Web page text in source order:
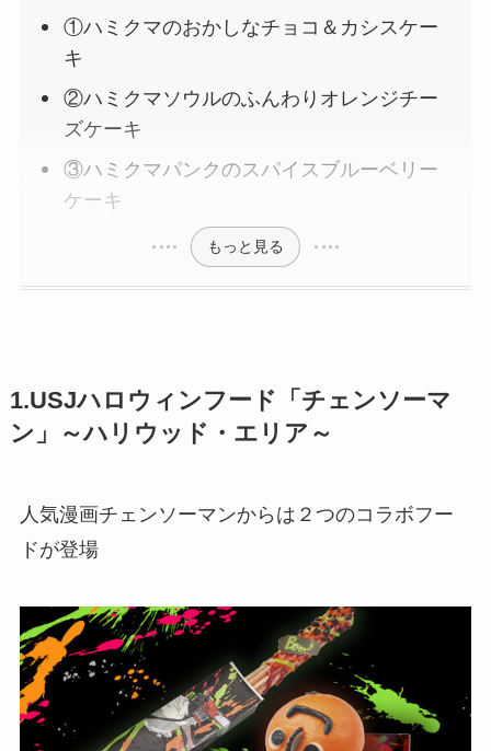
①ハミクマのおかしなチョコ＆カシスケー
キ
②ハミクマソウルのふんわりオレンジチー
ズケーキ
③ハミクマパンクのスパイスブルーベリー
ケーキ
もっと見る
1.USJハロウィンフード「チェンソーマ
ン」～ハリウッド・エリア～
人気漫画チェンソーマンからは２つのコラボフー
ドが登場